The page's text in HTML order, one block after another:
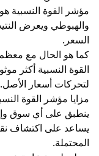
مؤشر القوة النسبية
والهبوطي ويعرض
السعر.
كما هو الحال مع
القوة النسبية أكثر
لتحركات أسعار الأصل.
مزايا مؤشر القوة
ينطبق على أي سوق
يساعد على اكتشاف
المحتملة.